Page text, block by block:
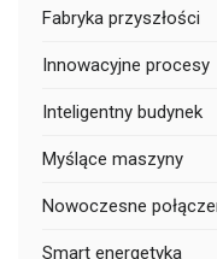
Fabryka przyszłości
Innowacyjne procesy
Inteligentny budynek
Myślące maszyny
Nowoczesne
Smart energetyka